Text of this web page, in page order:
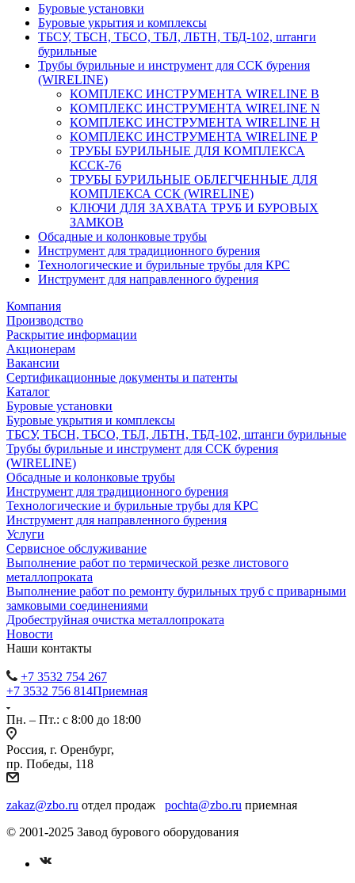
Буровые установки
Буровые укрытия и комплексы
ТБСУ, ТБСН, ТБСО, ТБЛ, ЛБТН, ТБД-102, штанги
бурильные
Трубы бурильные и инструмент для ССК бурения
(WIRELINE)
КОМПЛЕКС ИНСТРУМЕНТА WIRELINE B
КОМПЛЕКС ИНСТРУМЕНТА WIRELINE N
КОМПЛЕКС ИНСТРУМЕНТА WIRELINE H
КОМПЛЕКС ИНСТРУМЕНТА WIRELINE P
ТРУБЫ БУРИЛЬНЫЕ ДЛЯ КОМПЛЕКСА
КССК-76
ТРУБЫ БУРИЛЬНЫЕ ОБЛЕГЧЕННЫЕ ДЛЯ
КОМПЛЕКСА ССК (WIRELINE)
КЛЮЧИ ДЛЯ ЗАХВАТА ТРУБ И БУРОВЫХ
ЗАМКОВ
Обсадные и колонковые трубы
Инструмент для традиционного бурения
Технологические и бурильные трубы для КРС
Инструмент для направленного бурения
Компания
Производство
Раскрытие информации
Акционерам
Вакансии
Сертификационные документы и патенты
Каталог
Буровые установки
Буровые укрытия и комплексы
ТБСУ, ТБСН, ТБСО, ТБЛ, ЛБТН, ТБД-102, штанги бурильные
Трубы бурильные и инструмент для ССК бурения
(WIRELINE)
Обсадные и колонковые трубы
Инструмент для традиционного бурения
Технологические и бурильные трубы для КРС
Инструмент для направленного бурения
Услуги
Сервисное обслуживание
Выполнение работ по термической резке листового
металлопроката
Выполнение работ по ремонту бурильных труб с приварными
замковыми соединениями
Дробеструйная очистка металлопроката
Новости
Наши контакты
+7 3532 754 267
+7 3532 756 814Приемная
Пн. – Пт.: с 8:00 до 18:00
Россия, г. Оренбург,
пр. Победы, 118
zakaz@zbo.ru отдел продаж pochta@zbo.ru приемная
© 2001-2025 Завод бурового оборудования